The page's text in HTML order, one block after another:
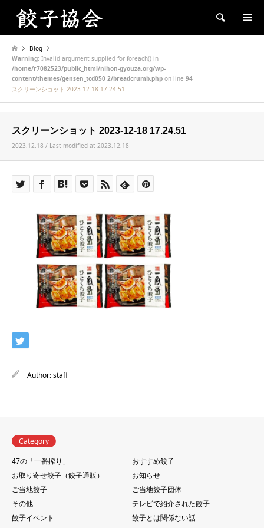
Search
Blog
Warning: Invalid argument supplied for foreach() in
/home/r7082523/public_html/nihon-gyouza.org/wp-
content/themes/gensen_tcd050 2/breadcrumb.php on line 94
スクリーンショット 2023-12-18 17.24.51
スクリーンショット 2023-12-18 17.24.51
2023.12.18 / Last modified at 2023.12.18
Author:staff
Category
47の「一番搾り」
おすすめ餃子
お取り寄せ餃子（餃子通販）
お知らせ
ご当地餃子
ご当地餃子団体
その他
テレビで紹介された餃子
餃子イベント
餃子とは関係ない話